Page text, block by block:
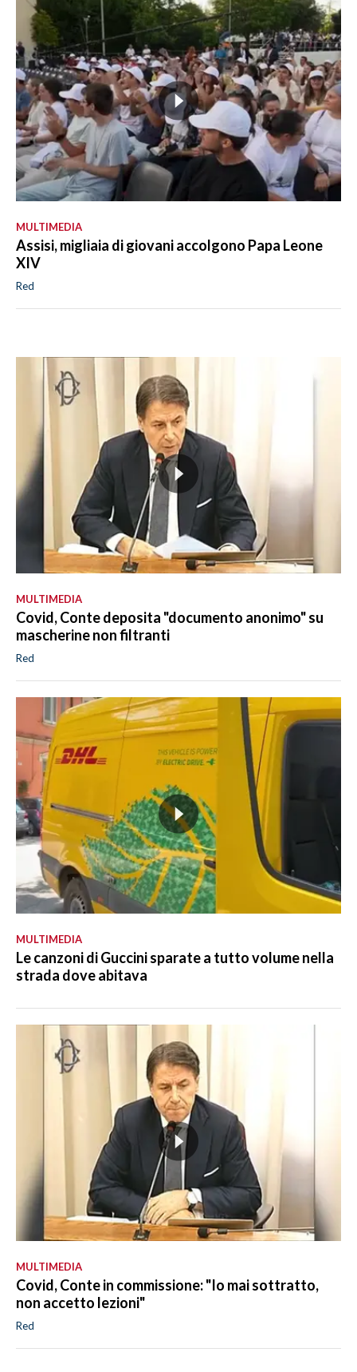
MULTIMEDIA
Assisi, migliaia di giovani accolgono Papa Leone
XIV
Red
MULTIMEDIA
Covid, Conte deposita "documento anonimo" su
mascherine non filtranti
Red
MULTIMEDIA
Le canzoni di Guccini sparate a tutto volume nella
strada dove abitava
MULTIMEDIA
Covid, Conte in commissione: "Io mai sottratto,
non accetto lezioni"
Red